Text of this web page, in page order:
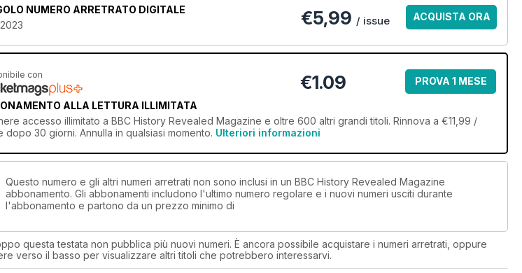
NUMERO ARRETRATO DIGITALE
€5,99 / issue ACQUISTA ORA
con
ALLA LETTURA ILLIMITATA
€1.09 PROVA 1 MESE
accesso illimitato a BBC History Revealed Magazine e oltre 600 altri grandi titoli. Rinnova a €11,99 /
dopo 30 giorni. Annulla in qualsiasi momento. Ulteriori informazioni
Questo numero e gli altri numeri arretrati non sono inclusi in un BBC History Revealed Magazine
abbonamento. Gli abbonamenti includono l'ultimo numero regolare e i nuovi numeri usciti durante
l'abbonamento e partono da un prezzo minimo di
questa testata non pubblica più nuovi numeri. È ancora possibile acquistare i numeri arretrati, oppure
verso il basso per visualizzare altri titoli che potrebbero interessarvi.